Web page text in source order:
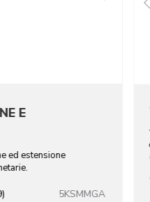
E
ed estensione
5KSMMGA